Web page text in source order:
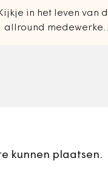
Kijkje in het leven van
allround medewerker
kunnen plaatsen.